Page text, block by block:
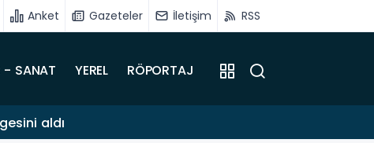
Anket Gazeteler İletişim RSS
- SANAT YEREL RÖPORTAJ
aldı